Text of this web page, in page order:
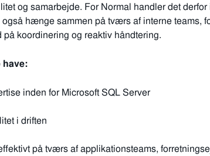
og samarbejde. For Normal handler det
hænge sammen på tværs af interne teams,
koordinering og reaktiv håndtering.
have:
inden for Microsoft SQL Server
i driften
på tværs af applikationsteams,